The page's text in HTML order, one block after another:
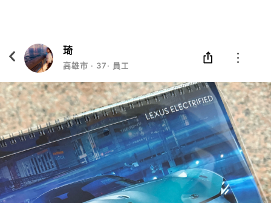
琦
高雄市 ‧ 37‧ 員工